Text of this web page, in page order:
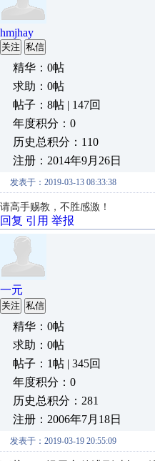
hmjhay
关注 私信
精华：0帖
求助：0帖
帖子：8帖 | 147回
年度积分：0
历史总积分：110
注册：2014年9月26日
发表于：2019-03-13 08:33:38
请高手赐教，不胜感激！
回复 引用 举报
一元
关注 私信
精华：0帖
求助：0帖
帖子：1帖 | 345回
年度积分：0
历史总积分：281
注册：2006年7月18日
发表于：2019-03-19 20:55:09